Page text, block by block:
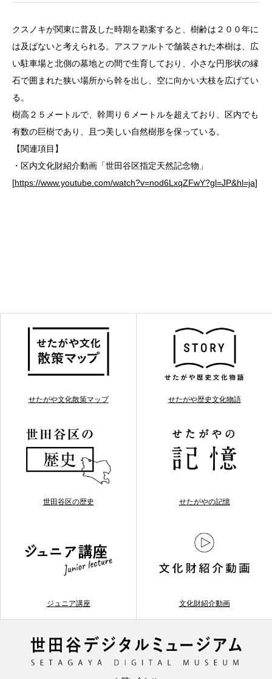
クスノキが関東に普及した時期を勘案すると、樹齢は２００年に
は及ばないと考えられる。アスファルトで舗装された本樹は、広
い駐車場と北側の墓地との間で生育しており、小さな円形状の縁
石で囲まれた狭い場所から幹を出し、空に向かい大枝を広げてい
る。
樹高２５メートルで、幹周り６メートルを超えており、区内でも
有数の巨樹であり、且つ美しい自然樹形を保っている。
【関連項目】
・区内文化財紹介動画「世田谷区指定天然記念物」
[https://www.youtube.com/watch?v=nod6LxqZFwY?gl=JP&hl=ja]
せたがや文化散策マップ せたがや歴史文化物語
世田谷区の歴史 せたがやの記憶
ジュニア講座 文化財紹介動画